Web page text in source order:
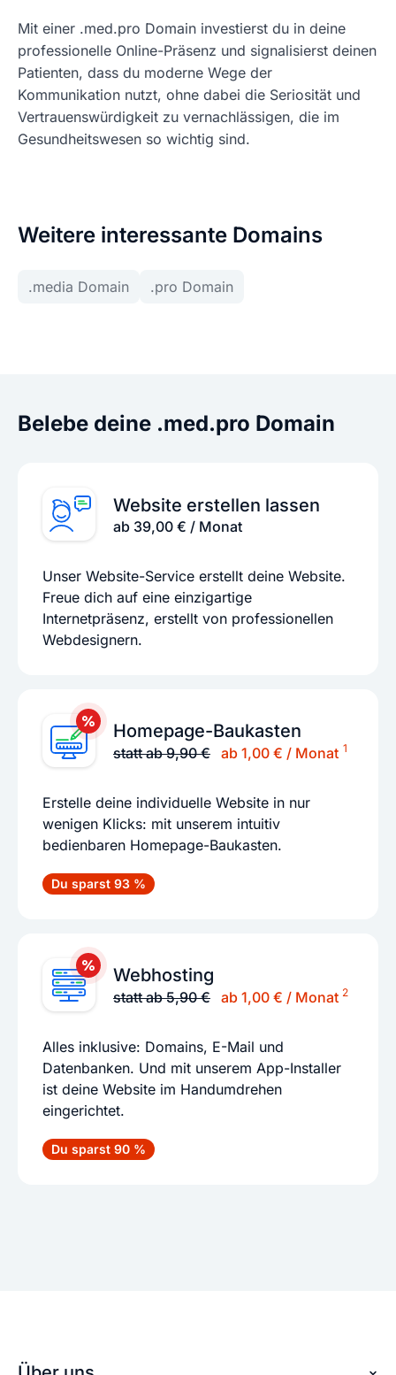
Mit einer .med.pro Domain investierst du in deine
professionelle Online-Präsenz und signalisierst deinen
Patienten, dass du moderne Wege der
Kommunikation nutzt, ohne dabei die Seriosität und
Vertrauenswürdigkeit zu vernachlässigen, die im
Gesundheitswesen so wichtig sind.
Weitere interessante Domains
.media Domain .pro Domain
Belebe deine .med.pro Domain
Website erstellen lassen
ab 39,00 € / Monat
Unser Website-Service erstellt deine Website.
Freue dich auf eine einzigartige
Internetpräsenz, erstellt von professionellen
Webdesignern.
Homepage-Baukasten
statt ab 9,90 € ab 1,00 € / Monat 1
Erstelle deine individuelle Website in nur
wenigen Klicks: mit unserem intuitiv
bedienbaren Homepage-Baukasten.
Du sparst 93 %
Webhosting
statt ab 5,90 € ab 1,00 € / Monat 2
Alles inklusive: Domains, E-Mail und
Datenbanken. Und mit unserem App-Installer
ist deine Website im Handumdrehen
eingerichtet.
Du sparst 90 %